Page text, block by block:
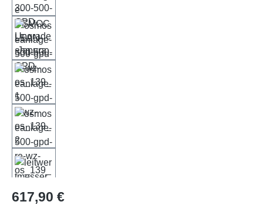
Regulärer Preis:
617,90 €